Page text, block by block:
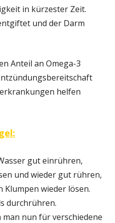
in kürzester Zeit.
und der Darm
Anteil an Omega-3
helfen
gut einrühren,
und wieder gut rühren,
Klumpen wieder lösen.
durchrühren.
nun für verschiedene